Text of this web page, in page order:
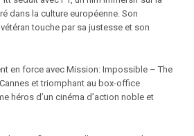
dans la culture européenne. Son
touche par sa justesse et son
en force avec Mission: Impossible – The
et triomphant au box-office
héros d’un cinéma d’action noble et